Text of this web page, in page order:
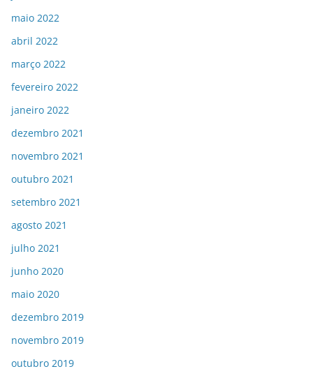
maio 2022
abril 2022
março 2022
fevereiro 2022
janeiro 2022
dezembro 2021
novembro 2021
outubro 2021
setembro 2021
agosto 2021
julho 2021
junho 2020
maio 2020
dezembro 2019
novembro 2019
outubro 2019